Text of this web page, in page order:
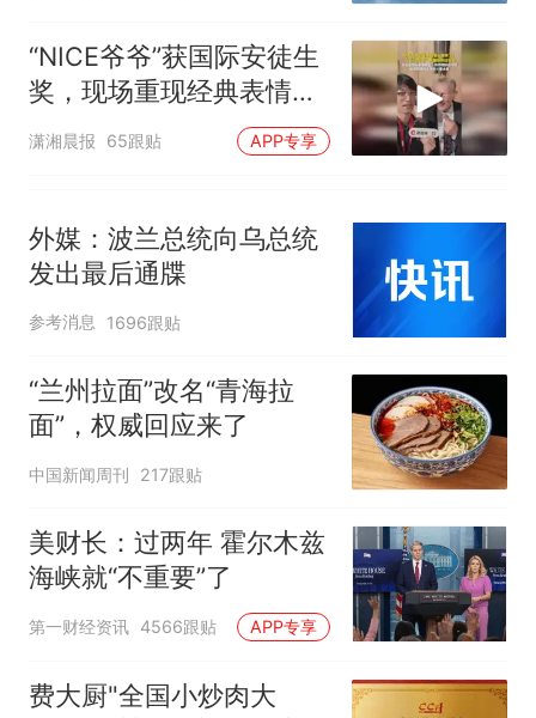
“NICE爷爷”获国际安徒生
奖，现场重现经典表情
包，向中国粉丝问好
潇湘晨报 65跟贴 APP专享
外媒：波兰总统向乌总统
发出最后通牒
参考消息 1696跟贴
“兰州拉面”改名“青海拉
面”，权威回应来了
中国新闻周刊 217跟贴
美财长：过两年 霍尔木兹
海峡就“不重要”了
第一财经资讯 4566跟贴 APP专享
费大厨"全国小炒肉大